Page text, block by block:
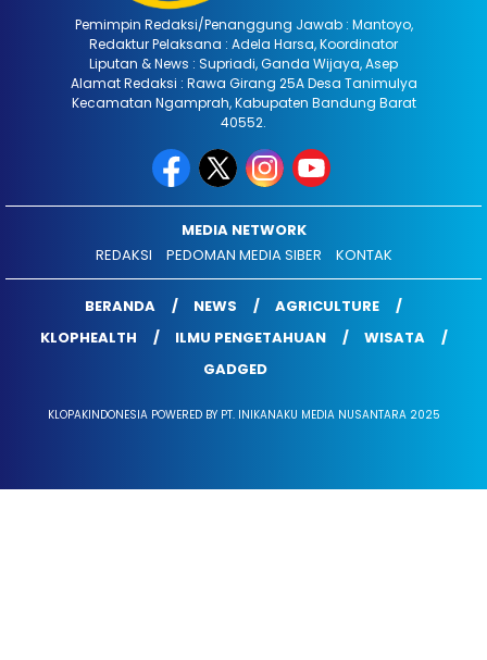
Pemimpin Redaksi/Penanggung Jawab : Mantoyo,
Redaktur Pelaksana : Adela Harsa, Koordinator
Liputan & News : Supriadi, Ganda Wijaya, Asep
Alamat Redaksi : Rawa Girang 25A Desa Tanimulya
Kecamatan Ngamprah, Kabupaten Bandung Barat
40552.
MEDIA NETWORK
REDAKSI
PEDOMAN MEDIA SIBER KONTAK
BERANDA NEWS
AGRICULTURE
KLOPHEALTH
ILMU PENGETAHUAN
WISATA
GADGED
KLOPAKINDONESIA POWERED BY PT. INIKANAKU MEDIA NUSANTARA 2025